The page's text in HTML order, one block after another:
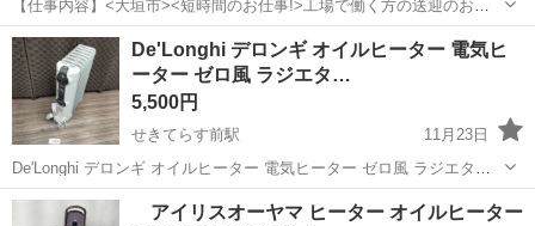
【仕事内容】<大垣市><短時間のお仕事!>工場で働く方の送迎のお仕
事 第一種普通自動車免許があればOK!残業ほぼなし <履歴書不要 オン
ライン面接OK><入社キャンペーン実施中!> <業種> 機械・精密機器・
金属 <仕事内容> 電...
アルバイト・パート
De'Longhi デロンギ オイルヒーター 電気ヒ
ーター ゼロ風 ラジエタ…
5,500円
せきてらす前駅
11月23日
De'Longhi デロンギ オイルヒーター 電気ヒーター ゼロ風 ラジエター
ヒーター HJ0812 8畳 10時～18時引取り可能です。 よろしくお願いし
岐阜 関市 せきてらす前駅 季節、空調家電 デロンギ
アイリスオーヤマ ヒーター オイルヒーター